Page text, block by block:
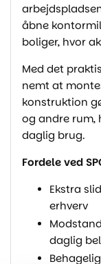
åbne
boliger, hvor
Med det
nemt at
konstruktion
og andre
daglig brug.
Fordele ved
Ekstra
erhverv
daglig